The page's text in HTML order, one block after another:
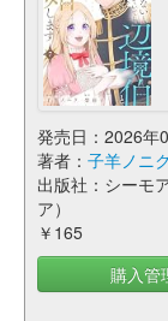
発売日：2026年
著者： 子羊ノニク
出版社：シーモ
ア）
￥165
購入管